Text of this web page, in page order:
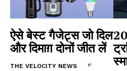
ऐसे बेस्ट गैजेट्स जो दिल
और दिमाग़ दोनों जीत लें
THE VELOCITY NEWS